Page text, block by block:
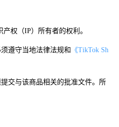
产权（IP）所有者的权利。
遵守当地法律法规和 《TikTok Sh
交与该商品相关的批准文件。所